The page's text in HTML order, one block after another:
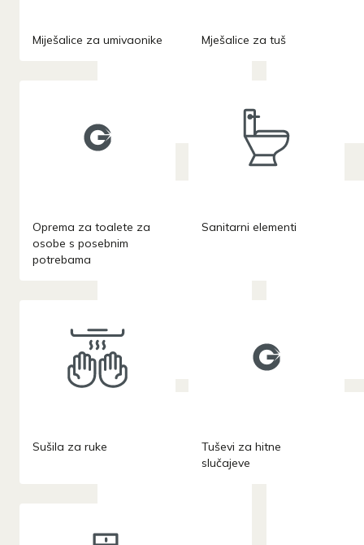
Miješalice za umivaonike Mješalice za tuš
Oprema za toalete za
osobe s posebnim
potrebama
Sanitarni elementi
Sušila za ruke
Tuševi za hitne
slučajeve